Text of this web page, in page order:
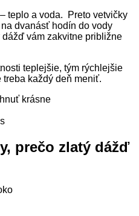
teplo a voda. Preto vetvičky
dvanásť hodín do vody
dážď vám zakvitne približne
teplejšie, tým rýchlejšie
treba každý deň meniť.
prečo zlatý dážď